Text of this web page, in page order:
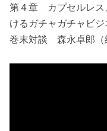
第４章 カプセルレス
けるガチャガチャビ
巻末対談 森永卓郎（